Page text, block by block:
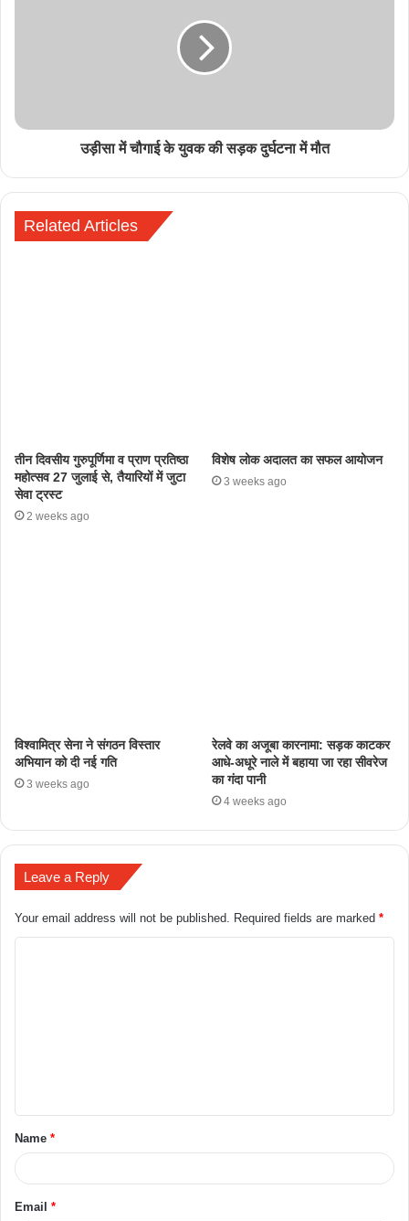
उड़ीसा में चौगाई के युवक की सड़क दुर्घटना में मौत
Related Articles
तीन दिवसीय गुरुपूर्णिमा व प्राण प्रतिष्ठा
महोत्सव 27 जुलाई से, तैयारियों में जुटा
सेवा ट्रस्ट
2 weeks ago
विशेष लोक अदालत का सफल आयोजन
3 weeks ago
​विश्वामित्र सेना ने संगठन विस्तार
अभियान को दी नई गति
3 weeks ago
रेलवे का अजूबा कारनामा: सड़क काटकर
आधे-अधूरे नाले में बहाया जा रहा सीवरेज
का गंदा पानी
4 weeks ago
Leave a Reply
Your email address will not be published. Required fields are marked *
Name *
Email *